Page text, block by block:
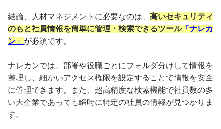
結論、人材マネジメントに必要なのは、 高いセキュリティ
のもと社員情報を簡単に管理・検索できるツール「ナレカ
ン」 が必須です。
ナレカンでは、部署や役職ごとにフォルダ分けして情報を
整理し、細かいアクセス権限を設定することで情報を安全
に管理できます。また、超高精度な検索機能で社員数の多
い大企業であっても瞬時に特定の社員の情報が見つかりま
す。